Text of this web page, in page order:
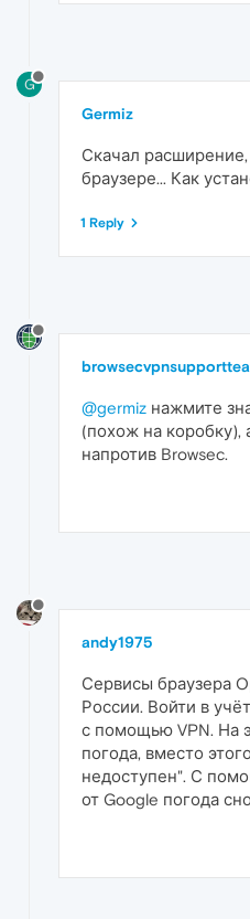
G
Germiz
Скачал расширение,
браузере... Как
1 Reply
@germiz нажмите
(похож на коробку),
напротив Browsec.
andy1975
Сервисы браузера
России. Войти в
с помощью VPN. На
погода, вместо
недоступен". С
от Google погода